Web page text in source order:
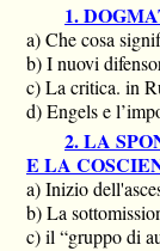
1.
a) Che cosa
b) I nuovi
c) La critica. in
d) Engels e
2. LA
E LA
a) Inizio
b) La
c) il “gruppo di